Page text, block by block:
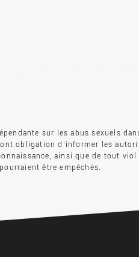
sur les abus sexuels
obligation d’informer les
ainsi que de tout
être empêchés.